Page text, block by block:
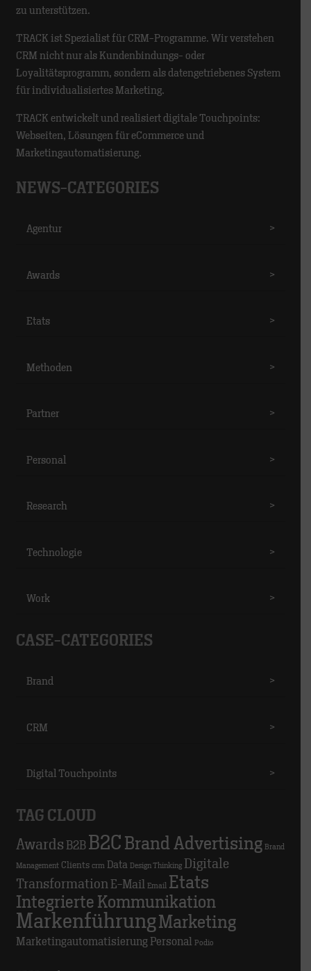
zu unterstützen.
TRACK ist Spezialist für CRM-Programme. Wir verstehen
CRM nicht nur als Kundenbindungs- oder
Loyalitätsprogramm, sondern als datengetriebenes System
für individualisiertes Marketing.
TRACK entwickelt und realisiert digitale Touchpoints:
Webseiten, Lösungen für eCommerce und
Marketingautomatisierung.
NEWS-CATEGORIES
Agentur >
Awards >
Etats >
Methoden >
Partner >
Personal >
Research >
Technologie >
Work >
CASE-CATEGORIES
Brand >
CRM >
Digital Touchpoints >
TAG CLOUD
Awards B2B B2C Brand Advertising Brand
Management Clients crm Data Design Thinking Digitale
Transformation E-Mail Email Etats
Integrierte Kommunikation
MarkenführungMarketing
Marketingautomatisierung Personal Podio